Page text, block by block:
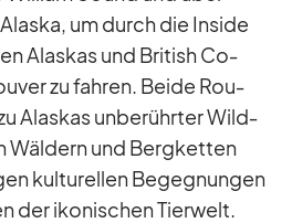
um durch die In­side
Alas­kas und Bri­tish Co­
zu fah­ren. Beide Rou­
Alas­kas un­be­rühr­ter Wild­
Wäl­dern und Berg­ket­ten
kul­tu­rel­len Be­geg­nun­gen
der iko­ni­schen Tier­welt.